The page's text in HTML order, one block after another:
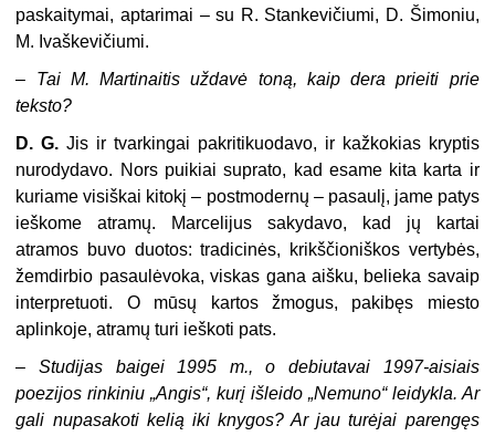
paskaitymai, aptarimai – su R. Stankevičiumi, D. Šimoniu,
M. Ivaškevičiumi.
– Tai M. Martinaitis uždavė toną, kaip dera prieiti prie
teksto?
D. G.Jis ir tvarkingai pakritikuodavo, ir kažkokias kryptis
nurodydavo. Nors puikiai suprato, kad esame kita karta ir
kuriame visiškai kitokį – postmodernų – pasaulį, jame patys
ieškome atramų. Marcelijus sakydavo, kad jų kartai
atramos buvo duotos: tradicinės, krikščioniškos vertybės,
žemdirbio pasaulėvoka, viskas gana aišku, belieka savaip
interpretuoti. O mūsų kartos žmogus, pakibęs miesto
aplinkoje, atramų turi ieškoti pats.
–Studijas baigei 1995 m., o debiutavai 1997-aisiais
poezijos rinkiniu „Angis“, kurį išleido „Nemuno“ leidykla. Ar
gali nupasakoti kelią iki knygos? Ar jau turėjai parengęs